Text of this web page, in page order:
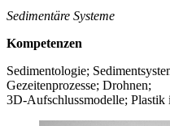
Sedimentäre Systeme
Kompetenzen
Sedimentologie;
Gezeitenprozesse; Drohnen;
3D-Aufschlussmodelle; Plastik